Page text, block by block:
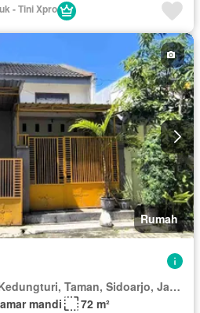
- Tini Xpro
Rumah
Pondok Wage Indah II, Kedungturi, Taman, Sidoarjo, Jawa Timur
mandi
72 m²